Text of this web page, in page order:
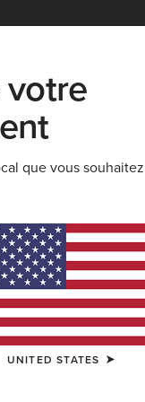
ARIAT LIFE
CHIEN
que vous souhaitez
UNITED STATES